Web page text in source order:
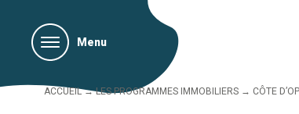
Menu
ACCUEIL→LES PROGRAMMES IMMOBILIERS → CÔTE